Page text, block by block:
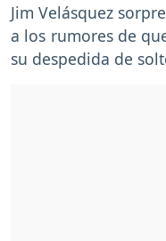
Jim Velásquez
a los rumores de
su despedida de